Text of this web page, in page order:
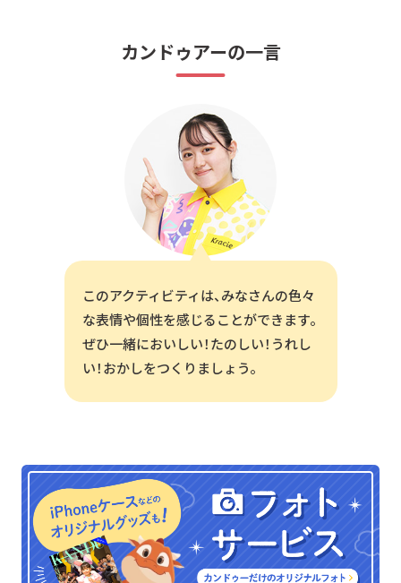
カンドゥアーの一言
このアクティビティは、みなさんの色々
な表情や個性を感じることができます。
ぜひ一緒においしい！たのしい！うれし
い！おかしをつくりましょう。